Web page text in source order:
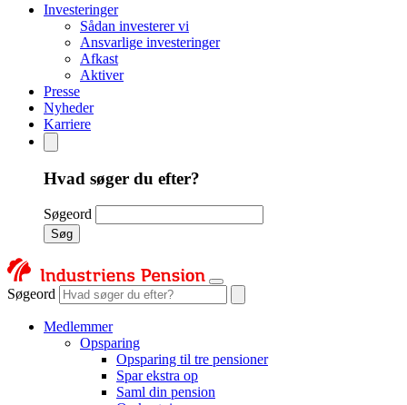
Investeringer
Sådan investerer vi
Ansvarlige investeringer
Afkast
Aktiver
Presse
Nyheder
Karriere
Hvad søger du efter?
Søgeord
Søg
Søgeord
Medlemmer
Opsparing
Opsparing til tre pensioner
Spar ekstra op
Saml din pension